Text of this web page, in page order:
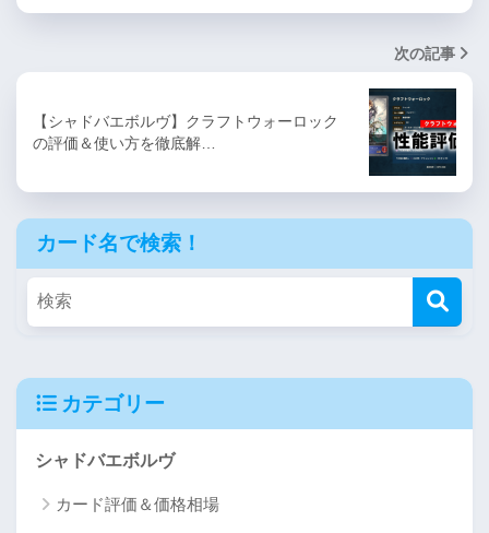
次の記事
【シャドバエボルヴ】クラフトウォーロック
の評価＆使い方を徹底解…
カード名で検索！
カテゴリー
シャドバエボルヴ
カード評価＆価格相場